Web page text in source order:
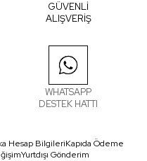
GÜVENLİ
ALIŞVERİŞ
WHATSAPP
DESTEK HATTI
Hesap BilgileriKapıda Ödeme
Yurtdışı Gönderim